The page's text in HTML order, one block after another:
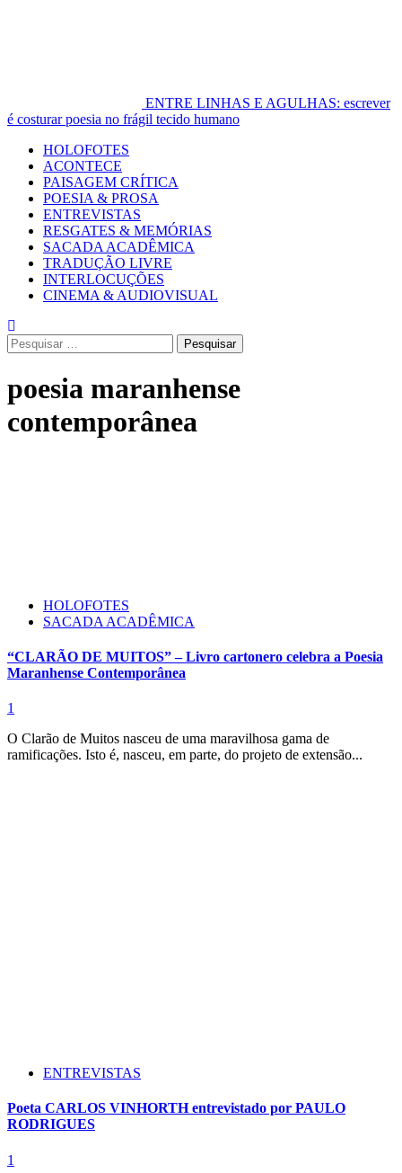
ENTRE LINHAS E AGULHAS: escrever
é costurar poesia no frágil tecido humano
Primary
Menu
HOLOFOTES
ACONTECE
PAISAGEM CRÍTICA
POESIA & PROSA
ENTREVISTAS
RESGATES & MEMÓRIAS
SACADA ACADÊMICA
TRADUÇÃO LIVRE
INTERLOCUÇÕES
CINEMA & AUDIOVISUAL
Pesquisar
por:
poesia maranhense
contemporânea
HOLOFOTES
SACADA ACADÊMICA
“CLARÃO DE MUITOS” – Livro cartonero celebra a Poesia
Maranhense Contemporânea
1
O Clarão de Muitos nasceu de uma maravilhosa gama de
ramificações. Isto é, nasceu, em parte, do projeto de extensão...
ENTREVISTAS
Poeta CARLOS VINHORTH entrevistado por PAULO
RODRIGUES
1